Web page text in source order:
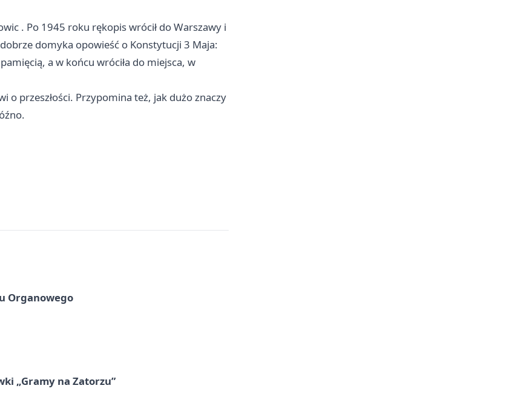
. Po 1945 roku rękopis wrócił doWarszawy i
domyka opowieść o Konstytucji 3 Maja:
a w końcu wróciła do miejsca, w
o przeszłości. Przypomina też, jak dużo znaczy
Organowego
„Gramy na Zatorzu”